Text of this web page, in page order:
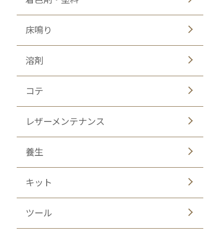
床鳴り
溶剤
コテ
レザーメンテナンス
養生
キット
ツール